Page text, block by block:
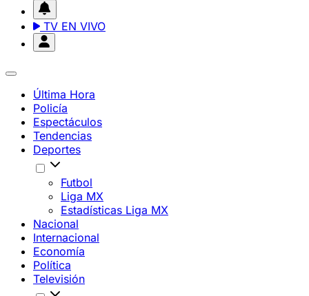
TV EN VIVO
Última Hora
Policía
Espectáculos
Tendencias
Deportes
Futbol
Liga MX
Estadísticas Liga MX
Nacional
Internacional
Economía
Política
Televisión